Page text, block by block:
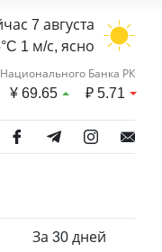
7 августа
1 м/с, ясно
Банка РК
¥69.65 ₽5.71
За 30 дней